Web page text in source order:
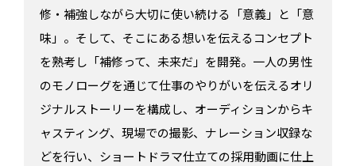
修・補強しながら大切に使い続ける「意義」と「意
味」。そして、そこにある想いを伝えるコンセプト
を熟考し「補修って、未来だ」を開発。一人の男性
のモノローグを通じて仕事のやりがいを伝えるオリ
ジナルストーリーを構成し、オーディションからキ
ャスティング、現場での撮影、ナレーション収録な
どを行い、ショートドラマ仕立ての採用動画に仕上